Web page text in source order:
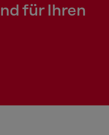
für Ihren